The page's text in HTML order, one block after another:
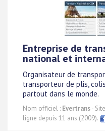
Entreprise de
national et
Organisateur de
transporteur de plis,
partout dans le monde.
Nom officiel : Evertrans-
ligne depuis 11 ans (2009).